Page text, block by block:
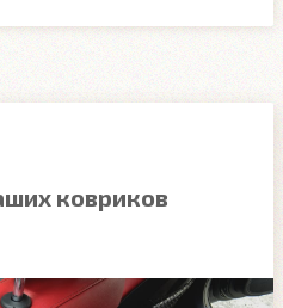
ковриков